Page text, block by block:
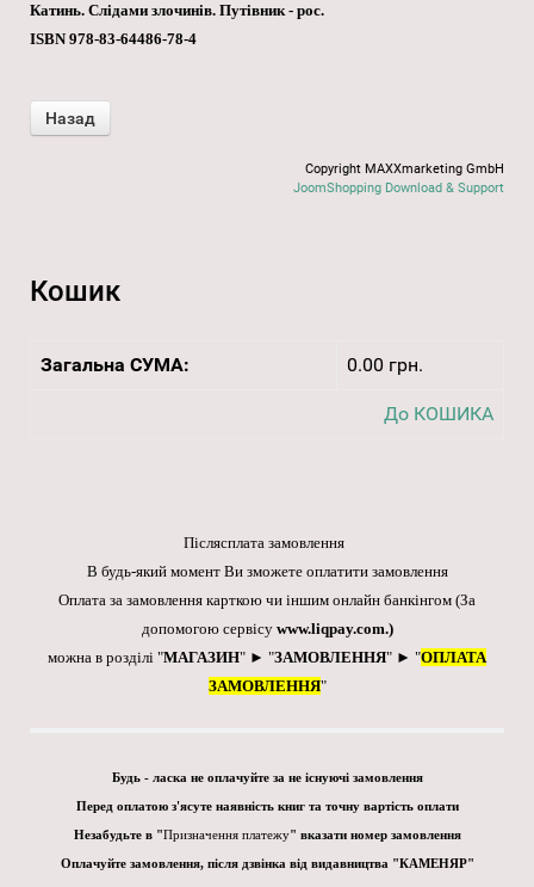
Катинь. Слідами злочинів. Путівник - рос.
ISBN 978-83-64486-78-4
Copyright MAXXmarketing GmbH
JoomShopping Download & Support
Кошик
Загальна СУМА: 0.00 грн.
До КОШИКА
Післясплата замовлення
В будь-який момент Ви зможете оплатити замовлення
Оплата за замовлення карткою чи іншим онлайн банкінгом (За
допомогою сервісу www.liqpay.com.)
можна в розділі "МАГАЗИН" ► "ЗАМОВЛЕННЯ" ► "ОПЛАТА
ЗАМОВЛЕННЯ"
Будь - ласка не оплачуйте за не існуючі замовлення
Перед оплатою з'ясуте наявність книг та точну вартість оплати
Незабудьте в "Призначення платежу" вказати номер замовлення
Оплачуйте замовлення, після дзвінка від видавництва "КАМЕНЯР"